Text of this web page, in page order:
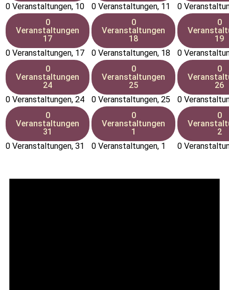
0 Veranstaltungen, 10
0 Veranstaltungen, 11
0
0
Veranstaltungen
17
0 Veranstaltungen, 17
0
Veranstaltungen
18
0 Veranstaltungen, 18
0
19
0
0
Veranstaltungen
24
0 Veranstaltungen, 24
0
Veranstaltungen
25
0 Veranstaltungen, 25
0
26
0
0
Veranstaltungen
31
0 Veranstaltungen, 31
0
Veranstaltungen
1
0 Veranstaltungen, 1
0
2
0